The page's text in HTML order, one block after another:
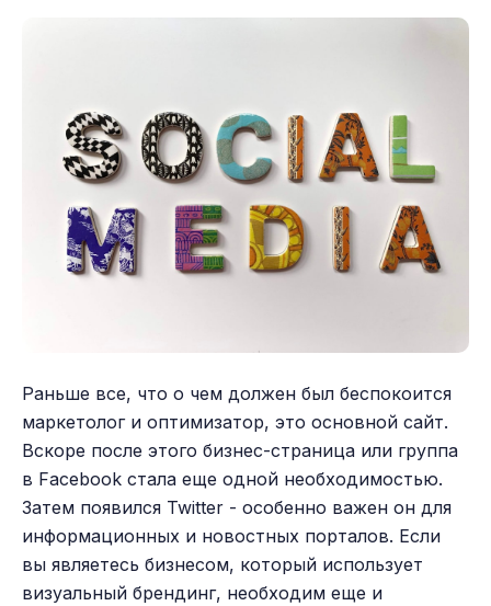
Раньше все, что о чем должен был беспокоится
маркетолог и оптимизатор, это основной сайт.
Вскоре после этого бизнес-страница или группа
в Facebook стала еще одной необходимостью.
Затем появился Twitter - особенно важен он для
информационных и новостных порталов. Если
вы являетесь бизнесом, который использует
визуальный брендинг, необходим еще и